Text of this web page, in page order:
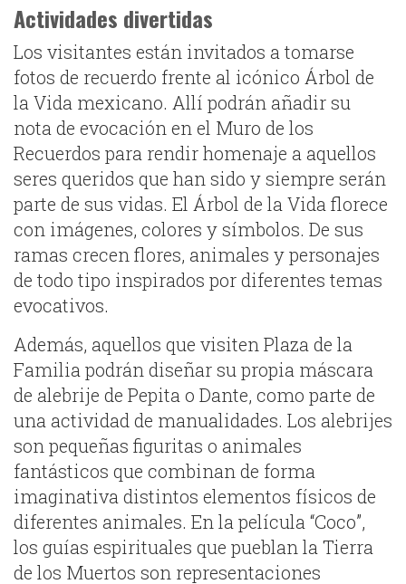
Actividades divertidas
Los visitantes están invitados a tomarse
fotos de recuerdo frente al icónico Árbol de
la Vida mexicano. Allí podrán añadir su
nota de evocación en el Muro de los
Recuerdos para rendir homenaje a aquellos
seres queridos que han sido y siempre serán
parte de sus vidas. El Árbol de la Vida florece
con imágenes, colores y símbolos. De sus
ramas crecen flores, animales y personajes
de todo tipo inspirados por diferentes temas
evocativos.
Además, aquellos que visiten Plaza de la
Familia podrán diseñar su propia máscara
de alebrije de Pepita o Dante, como parte de
una actividad de manualidades. Los alebrijes
son pequeñas figuritas o animales
fantásticos que combinan de forma
imaginativa distintos elementos físicos de
diferentes animales. En la película “Coco”,
los guías espirituales que pueblan la Tierra
de los Muertos son representaciones